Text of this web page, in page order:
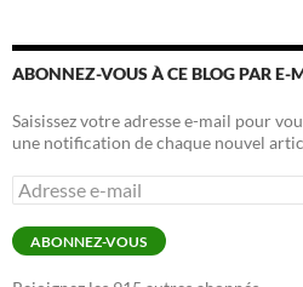
ABONNEZ-VOUS À CE BLOG PAR E-
Saisissez votre adresse e-mail pour
une notification de chaque nouvel
Adresse
e-
mail
ABONNEZ-VOUS